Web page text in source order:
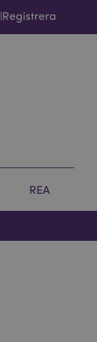
|Registrera
REA